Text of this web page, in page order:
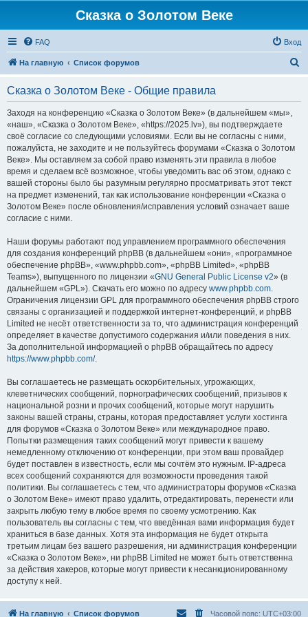
Сказка о Золотом Веке
FAQ Вход
На главную Список форумов
Сказка о Золотом Веке - Общие правила
Заходя на конференцию «Сказка о Золотом Веке» (в дальнейшем «мы»,
«наш», «Сказка о Золотом Веке», «https://2025.lv»), вы подтверждаете
своё согласие со следующими условиями. Если вы не согласны с ними,
пожалуйста, не заходите и не пользуйтесь форумами «Сказка о Золотом
Веке». Мы оставляем за собой право изменять эти правила в любое
время и сделаем всё возможное, чтобы уведомить вас об этом, однако с
вашей стороны было бы разумным регулярно просматривать этот текст
на предмет изменений, так как использование конференции «Сказка о
Золотом Веке» после обновления/исправления условий означает ваше
согласие с ними.
Наши форумы работают под управлением программного обеспечения
для создания конференций phpBB (в дальнейшем «они», «программное
обеспечение phpBB», «www.phpbb.com», «phpBB Limited», «phpBB
Teams»), выпущенного по лицензии «GNU General Public License v2» (в
дальнейшем «GPL»). Скачать его можно по адресу www.phpbb.com.
Ограничения лицензии GPL для программного обеспечения phpBB строго
связаны с организацией и поддержкой интернет-конференций, и phpBB
Limited не несёт ответственности за то, что администрация конференций
определяет в качестве допустимого содержания и/или поведения в них.
За дополнительной информацией о phpBB обращайтесь по адресу
https://www.phpbb.com/.
Вы соглашаетесь не размещать оскорбительных, угрожающих,
клеветнических сообщений, порнографических сообщений, призывов к
национальной розни и прочих сообщений, которые могут нарушить
законы вашей страны, страны, которая предоставляет услуги хостинга
для форумов «Сказка о Золотом Веке» или международное право.
Попытки размещения таких сообщений могут привести к вашему
немедленному отключению от конференции, при этом ваш провайдер
будет поставлен в известность, если мы сочтём это нужным. IP-адреса
всех сообщений сохраняются для возможности проведения такой
политики. Вы соглашаетесь с тем, что администраторы форумов «Сказка
о Золотом Веке» имеют право удалить, отредактировать, перенести или
закрыть любую тему в любое время по своему усмотрению. Как
пользователь вы согласны с тем, что введённая вами информация будет
храниться в базе данных. Хотя эта информация не будет открыта
третьим лицам без вашего разрешения, ни администрация конференции
«Сказка о Золотом Веке», ни phpBB Limited не может быть ответственна
за действия хакеров, которые могут привести к несанкционированному
доступу к ней.
На главную Список форумов Часовой пояс: UTC+03:00